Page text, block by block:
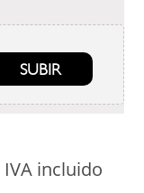
SUBIR
IVA incluido